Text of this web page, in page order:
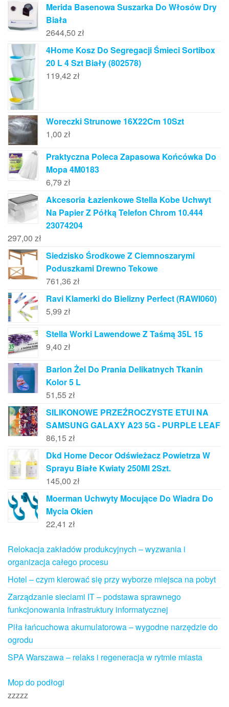
Merida Basenowa Suszarka Do Włosów Dry
Biała
2644,50 zł
4Home Kosz Do Segregacji Śmieci Sortibox
20 L 4 Szt Biały (802578)
119,42 zł
Woreczki Strunowe 16X22Cm 10Szt
1,00 zł
Praktyczna Poleca Zapasowa Końcówka Do
Mopa 4M0183
6,79 zł
Akcesoria Łazienkowe Stella Kobe Uchwyt
Na Papier Z Półką Telefon Chrom 10.444
23074204
297,00 zł
Siedzisko Środkowe Z Ciemnoszarymi
Poduszkami Drewno Tekowe
761,36 zł
Ravi Klamerki do Bielizny Perfect (RAWI060)
5,99 zł
Stella Worki Lawendowe Z Taśmą 35L 15
9,40 zł
Barlon Żel Do Prania Delikatnych Tkanin
Kolor 5 L
51,55 zł
SILIKONOWE PRZEŹROCZYSTE ETUI NA
SAMSUNG GALAXY A23 5G - PURPLE LEAF
86,15 zł
Dkd Home Decor Odświeżacz Powietrza W
Sprayu Białe Kwiaty 250Ml 2Szt.
145,00 zł
Moerman Uchwyty Mocujące Do Wiadra Do
Mycia Okien
22,41 zł
Relokacja zakładów produkcyjnych – wyzwania i
organizacja całego procesu
Hotel – czym kierować się przy wyborze miejsca na pobyt
Zarządzanie sieciami IT – podstawa sprawnego
funkcjonowania infrastruktury informatycznej
Piła łańcuchowa akumulatorowa – wygodne narzędzie do
ogrodu
SPA Warszawa – relaks i regeneracja w rytmie miasta
Mop do podłogi
zzzzz